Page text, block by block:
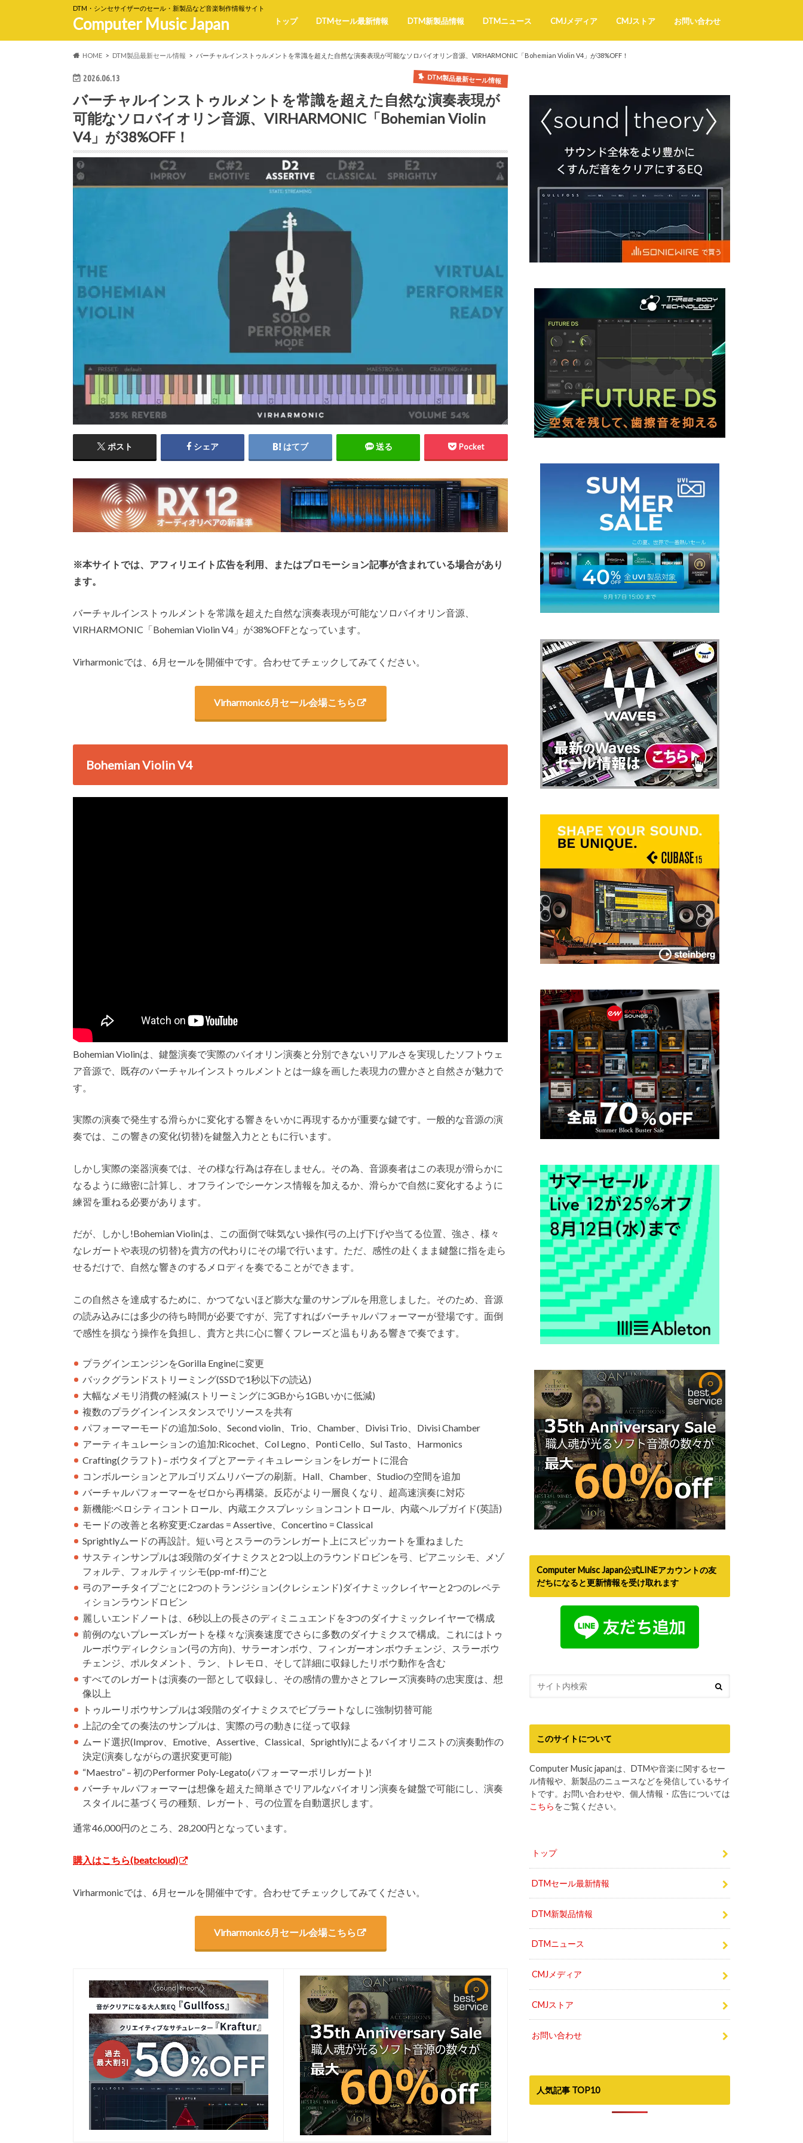
DTM・シンセサイザーのセール・新製品など音楽制作情報サイト
Computer Music Japan トップ DTMセール最新情報 DTM新製品情報 DTMニュース CMJメディア CMJストア お問い合わせ
HOME DTM製品最新セール情報 バーチャルインストゥルメントを常識を超えた自然な演奏表現が可能なソロバイオリン音源、VIRHARMONIC「Bohemian Violin V4」が38%OFF！
2026.06.13 DTM製品最新セール情報
バーチャルインストゥルメントを常識を超えた自然な演奏表現が
可能なソロバイオリン音源、VIRHARMONIC「Bohemian Violin
V4」が38%OFF！
ポスト シェア はてブ 送る Pocket
※本サイトでは、アフィリエイト広告を利用、またはプロモーション記事が含まれている場合があり
ます。
バーチャルインストゥルメントを常識を超えた自然な演奏表現が可能なソロバイオリン音源、
VIRHARMONIC「Bohemian Violin V4」が38%OFFとなっています。
Virharmonicでは、6月セールを開催中です。合わせてチェックしてみてください。
Virharmonic6月セール会場こちら
Bohemian Violin V4
Bohemian Violinは、鍵盤演奏で実際のバイオリン演奏と分別できないリアルさを実現したソフトウェ
ア音源で、既存のバーチャルインストゥルメントとは一線を画した表現力の豊かさと自然さが魅力で
す。
実際の演奏で発生する滑らかに変化する響きをいかに再現するかが重要な鍵です。一般的な音源の演
奏では、この響きの変化(切替)を鍵盤入力とともに行います。
しかし実際の楽器演奏では、その様な行為は存在しません。その為、音源奏者はこの表現が滑らかに
なるように緻密に計算し、オフラインでシーケンス情報を加えるか、滑らかで自然に変化するように
練習を重ねる必要があります。
だが、しかし!Bohemian Violinは、この面倒で味気ない操作(弓の上げ下げや当てる位置、強さ、様々
なレガートや表現の切替)を貴方の代わりにその場で行います。ただ、感性の赴くまま鍵盤に指を走ら
せるだけで、自然な響きのするメロディを奏でることができます。
この自然さを達成するために、かつてないほど膨大な量のサンプルを用意しました。そのため、音源
の読み込みには多少の待ち時間が必要ですが、完了すればバーチャルパフォーマーが登場です。面倒
で感性を損なう操作を負担し、貴方と共に心に響くフレーズと温もりある響きで奏でます。
プラグインエンジンをGorilla Engineに変更
バックグランドストリーミング(SSDで1秒以下の読込)
大幅なメモリ消費の軽減(ストリーミングに3GBから1GBいかに低減)
複数のプラグインインスタンスでリソースを共有
パフォーマーモードの追加:Solo、Second violin、Trio、Chamber、Divisi Trio、Divisi Chamber
アーティキュレーションの追加:Ricochet、Col Legno、Ponti Cello、Sul Tasto、Harmonics
Crafting(クラフト) – ボウタイプとアーティキュレーションをレガートに混合
コンボルーションとアルゴリズムリバーブの刷新。Hall、Chamber、Studioの空間を追加
バーチャルパフォーマーをゼロから再構築。反応がより一層良くなり、超高速演奏に対応
新機能:ベロシティコントロール、内蔵エクスプレッションコントロール、内蔵ヘルプガイド(英語)
モードの改善と名称変更:Czardas = Assertive、Concertino = Classical
Sprightlyムードの再設計。短い弓とスラーのランレガート上にスピッカートを重ねました
サスティンサンプルは3段階のダイナミクスと2つ以上のラウンドロビンを弓、ピアニッシモ、メゾ
フォルテ、フォルティッシモ(pp-mf-ff)ごと
弓のアーチタイプごとに2つのトランジション(クレシェンド)ダイナミックレイヤーと2つのレペテ
ィションラウンドロビン
麗しいエンドノートは、6秒以上の長さのディミニュエンドを3つのダイナミックレイヤーで構成
前例のないプレーズレガートを様々な演奏速度でさらに多数のダイナミクスで構成。これにはトゥ
ルーボウディレクション(弓の方向)、サラーオンボウ、フィンガーオンボウチェンジ、スラーボウ
チェンジ、ポルタメント、ラン、トレモロ、そして詳細に収録したリボウ動作を含む
すべてのレガートは演奏の一部として収録し、その感情の豊かさとフレーズ演奏時の忠実度は、想
像以上
トゥルーリボウサンプルは3段階のダイナミクスでビブラートなしに強制切替可能
上記の全ての奏法のサンプルは、実際の弓の動きに従って収録
ムード選択(Improv、Emotive、Assertive、Classical、Sprightly)によるバイオリニストの演奏動作の
決定(演奏しながらの選択変更可能)
“Maestro” – 初のPerformer Poly-Legato(パフォーマーポリレガート)!
バーチャルパフォーマーは想像を超えた簡単さでリアルなバイオリン演奏を鍵盤で可能にし、演奏
スタイルに基づく弓の種類、レガート、弓の位置を自動選択します。
通常46,000円のところ、28,200円となっています。
購入はこちら(beatcloud)
Virharmonicでは、6月セールを開催中です。合わせてチェックしてみてください。
Virharmonic6月セール会場こちら
Computer Muisc Japan公式LINEアカウントの友
だちになると更新情報を受け取れます
このサイトについて
Computer Music japanは、DTMや音楽に関するセー
ル情報や、新製品のニュースなどを発信しているサイ
トです。お問い合わせや、個人情報・広告については
こちらをご覧ください。
トップ
DTMセール最新情報
DTM新製品情報
DTMニュース
CMJメディア
CMJストア
お問い合わせ
人気記事 TOP10